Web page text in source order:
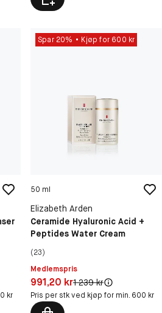
kr
Spar 20% Kjøp for 600 kr
50 ml
Elizabeth Arden
Ceramide Hyaluronic Acid +
Peptides Water Cream
(23)
Medlemspris
Pris: 991,20 kr
991,20 krOriginal pris:
1 239 kr
Pris per stk ved kjøp for min. 600 kr